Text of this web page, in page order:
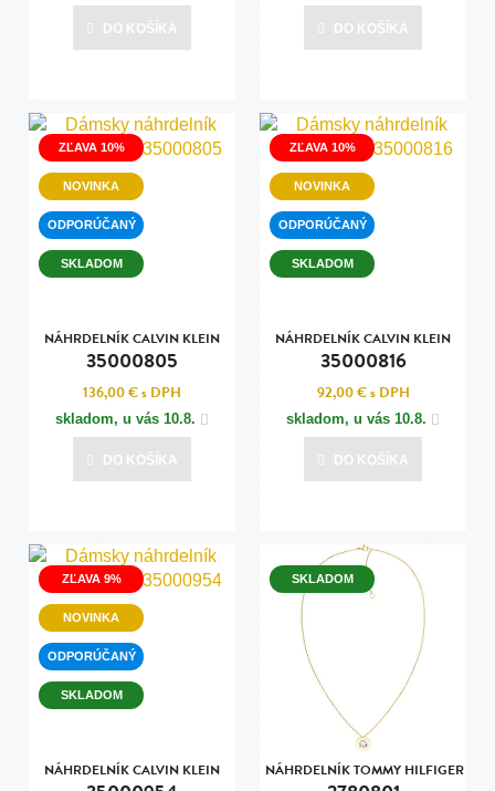
DO KOŠÍKA DO KOŠÍKA
ZĽAVA 10%
NOVINKA
ODPORÚČANÝ
SKLADOM
NÁHRDELNÍK CALVIN KLEIN
35000805
136,00 €s DPH
skladom, u vás 10.8.
DO KOŠÍKA
ZĽAVA 10%
NOVINKA
ODPORÚČANÝ
SKLADOM
NÁHRDELNÍK CALVIN KLEIN
35000816
92,00 €s DPH
skladom, u vás 10.8.
DO KOŠÍKA
ZĽAVA 9%
NOVINKA
ODPORÚČANÝ
SKLADOM
NÁHRDELNÍK CALVIN KLEIN
SKLADOM
NÁHRDELNÍK TOMMY HILFIGER